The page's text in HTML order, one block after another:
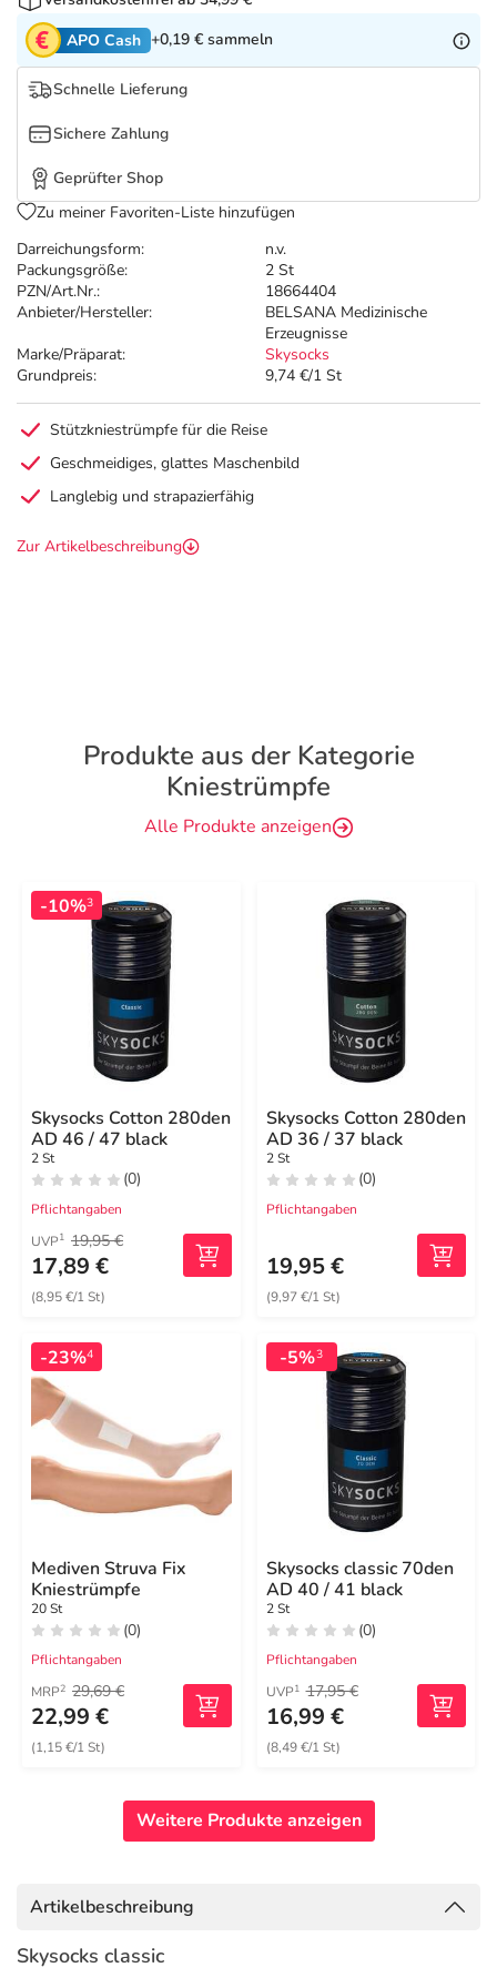
Tierapotheke
Vitamine & Mineralstoffe
Marken
Salus Deals
Darreichungsform:
n.v.
Packungsgröße:
2 St
PZN/Art.Nr.:
18664404
Anbieter/Hersteller:
BELSANA Medizinische
Erzeugnisse
Marke/Präparat:
Skysocks
Grundpreis:
9,74 €/1 St
APO Cash +0,19 € sammeln
Schnelle Lieferung
Sichere Zahlung
Geprüfter Shop
Zu meiner Favoriten-Liste hinzufügen
Stützkniestrümpfe für die Reise
Geschmeidiges, glattes Maschenbild
Langlebig und strapazierfähig
Zur Artikelbeschreibung
Produkte aus der Kategorie
Kniestrümpfe
Alle Produkte anzeigen
-10%3
Skysocks Cotton 280den
AD 46 / 47 black
2 St
(0)
Pflichtangaben
UVP1 19,95 €
17,89 €
(8,95 €/1 St)
Skysocks Cotton 280den
AD 36 / 37 black
2 St
(0)
Pflichtangaben
19,95 €
(9,97 €/1 St)
-23%4
Mediven Struva Fix
Kniestrümpfe
20 St
(0)
Pflichtangaben
MRP2 29,69 €
22,99 €
(1,15 €/1 St)
-5%3
Skysocks classic 70den
AD 40 / 41 black
2 St
(0)
Pflichtangaben
UVP1 17,95 €
16,99 €
(8,49 €/1 St)
Weitere Produkte anzeigen
Artikelbeschreibung
Skysocks classic